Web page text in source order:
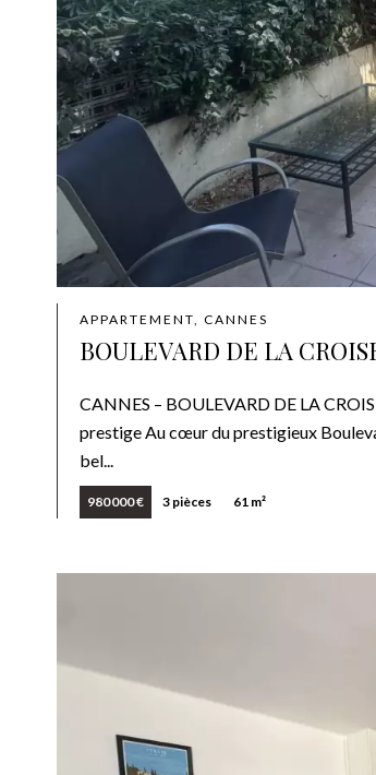
APPARTEMENT, CANNES
BOULEVARD DE LA
CANNES – BOULEVARD DE LA
prestige Au cœur du prestigieux
bel...
980 000 € 3 pièces 61 m²